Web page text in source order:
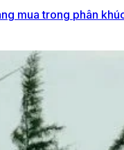
mua trong phân